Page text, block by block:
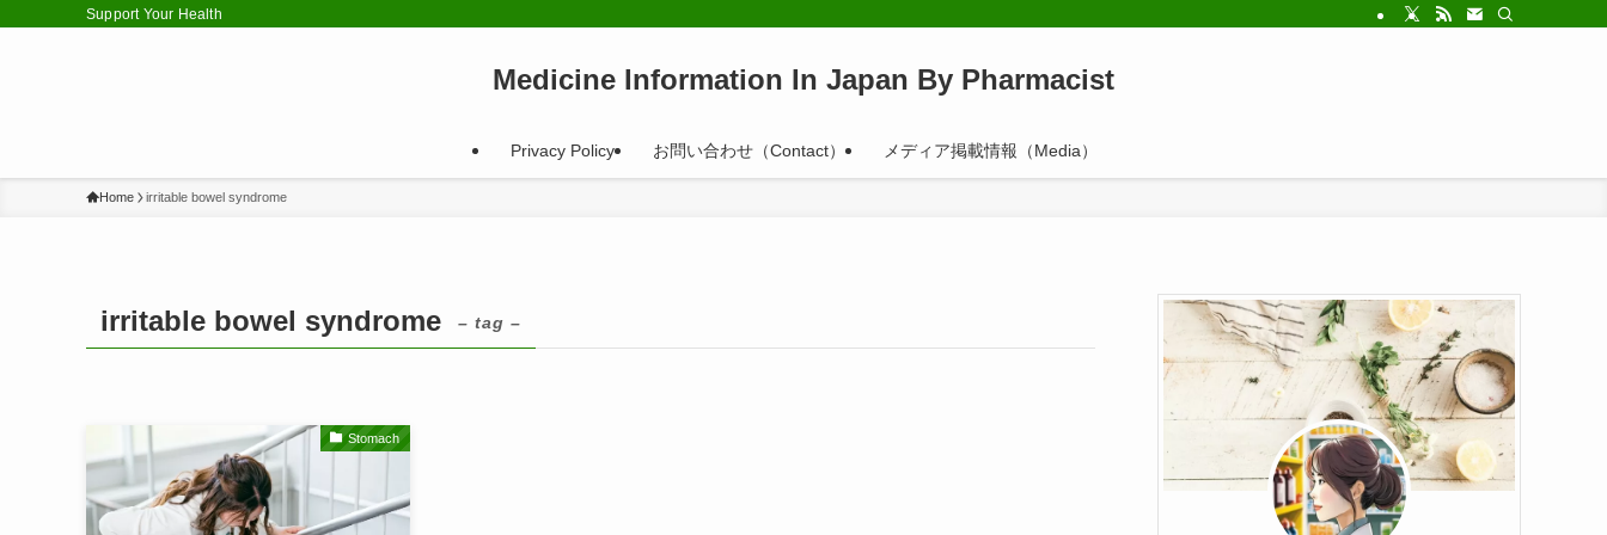
Support Your Health
Medicine Information In Japan By Pharmacist
Privacy Policy お問い合わせ（Contact） メディア掲載情報（Media）
Home irritable bowel syndrome
irritable bowel syndrome – tag –
Stomach